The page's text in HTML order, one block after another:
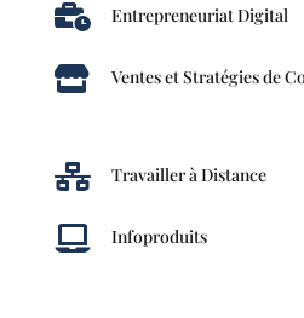
 Entrepreneuriat Digital
 Ventes et Stratégies de
 Travailler à Distance
 Infoproduits